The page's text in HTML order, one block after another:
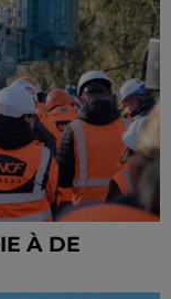
À DE